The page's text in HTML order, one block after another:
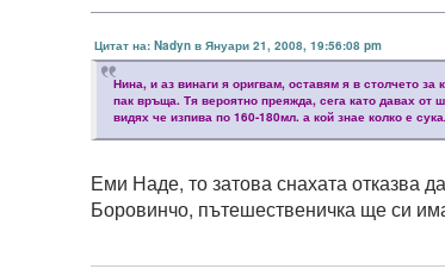
Цитат на: Nadyn в Януари 21, 2008, 19:56:08 pm
Нина, и аз винаги я оригвам, оставям я в столчето за
пак връща. Тя вероятно преяжда, сега като давах от
видях че изпива по 160-180мл. а кой знае колко е
Еми Наде, то затова снахата отказва
Боровинчо, пътешественичка ще си